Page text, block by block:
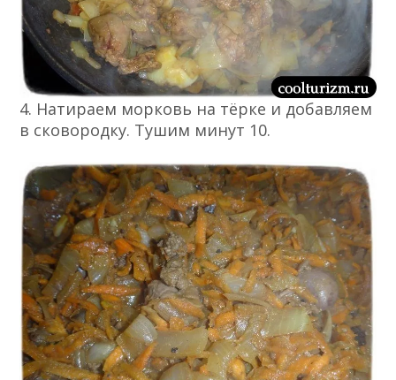
4. Натираем морковь на тёрке и добавляем
в сковородку. Тушим минут 10.